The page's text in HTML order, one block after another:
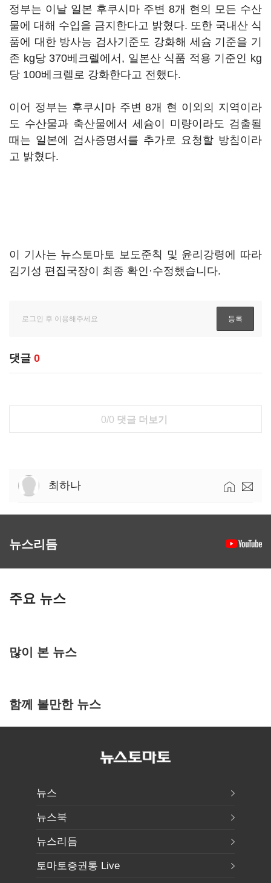
정부는 이날 일본 후쿠시마 주변 8개 현의 모든 수산
물에 대해 수입을 금지한다고 밝혔다. 또한 국내산 식
품에 대한 방사능 검사기준도 강화해 세슘 기준을 기
존 kg당 370베크렐에서, 일본산 식품 적용 기준인 kg
당 100베크렐로 강화한다고 전했다.
이어 정부는 후쿠시마 주변 8개 현 이외의 지역이라
도 수산물과 축산물에서 세슘이 미량이라도 검출될
때는 일본에 검사증명서를 추가로 요청할 방침이라
고 밝혔다.
이 기사는 뉴스토마토 보도준칙 및 윤리강령에 따라
김기성 편집국장이 최종 확인·수정했습니다.
댓글 0
0/0 댓글 더보기
최하나
뉴스리듬
주요 뉴스
많이 본 뉴스
함께 볼만한 뉴스
뉴스
뉴스북
뉴스리듬
토마토증권통 Live